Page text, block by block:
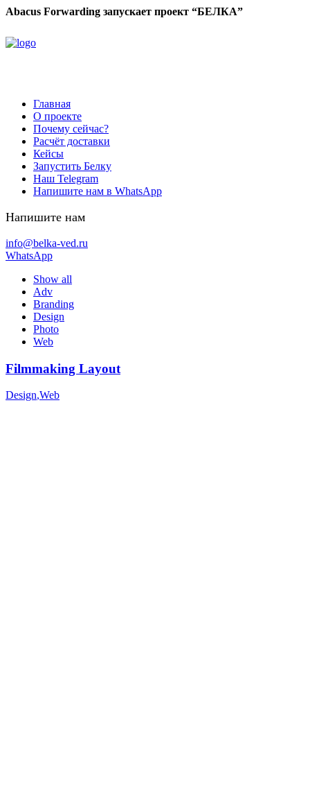
Abacus Forwarding запускает проект “БЕЛКА”
Главная
О проекте
Почему сейчас?
Расчёт доставки
Кейсы
Запустить Белку
Наш Telegram
Напишите нам в WhatsApp
Напишите нам
info@belka-ved.ru
WhatsApp
Show all
Adv
Branding
Design
Photo
Web
Filmmaking Layout
Design,Web